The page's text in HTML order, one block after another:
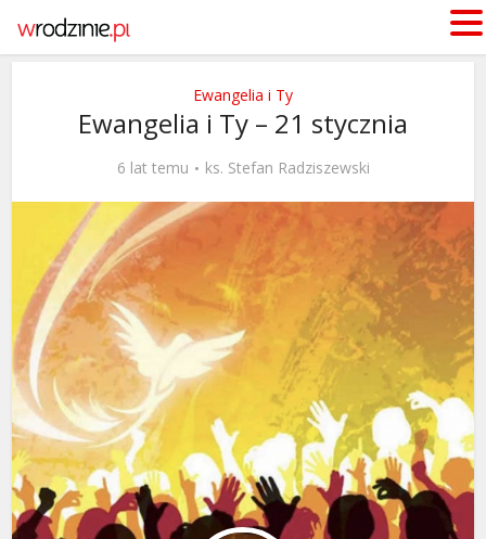
Ewangelia i Ty
Ewangelia i Ty – 21 stycznia
6 lat temu ks. Stefan Radziszewski